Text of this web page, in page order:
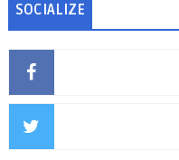
SOCIALIZE